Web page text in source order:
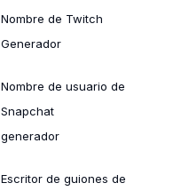
Nombre de Twitch
Generador
Nombre de usuario de
Snapchat
generador
Escritor de guiones de